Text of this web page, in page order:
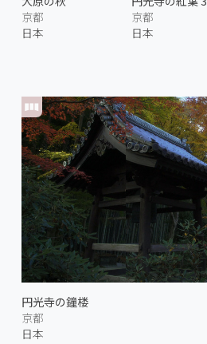
京都
日本
円光寺の鐘楼
京都
日本
京都
日本